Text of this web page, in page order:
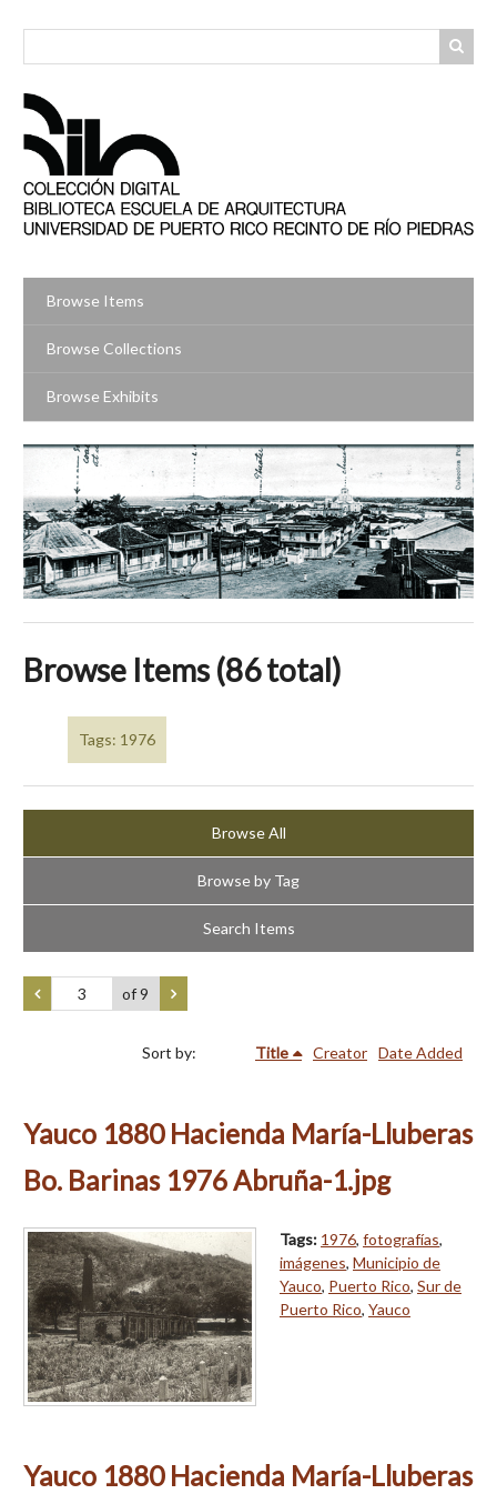
Browse Items
Browse Collections
Browse Exhibits
Browse Items (86 total)
Tags: 1976
Browse All
Browse by Tag
Search Items
of 9
Sort by: Title Creator Date Added
Yauco 1880 Hacienda María-Lluberas
Bo. Barinas 1976 Abruña-1.jpg
Tags: 1976, fotografías,
imágenes, Municipio de
Yauco, Puerto Rico, Sur de
Puerto Rico, Yauco
Yauco 1880 Hacienda María-Lluberas